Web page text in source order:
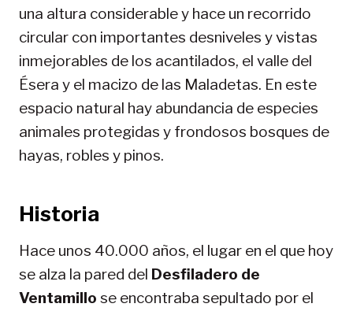
una altura considerable y hace un recorrido
circular con importantes desniveles y vistas
inmejorables de los acantilados, el valle del
Ésera y el macizo de las Maladetas. En este
espacio natural hay abundancia de especies
animales protegidas y frondosos bosques de
hayas, robles y pinos.
Historia
Hace unos 40.000 años, el lugar en el que hoy
se alza la pared del Desfiladero de
Ventamillo se encontraba sepultado por el